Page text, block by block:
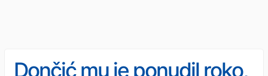
Dončić mu je ponudil roko,